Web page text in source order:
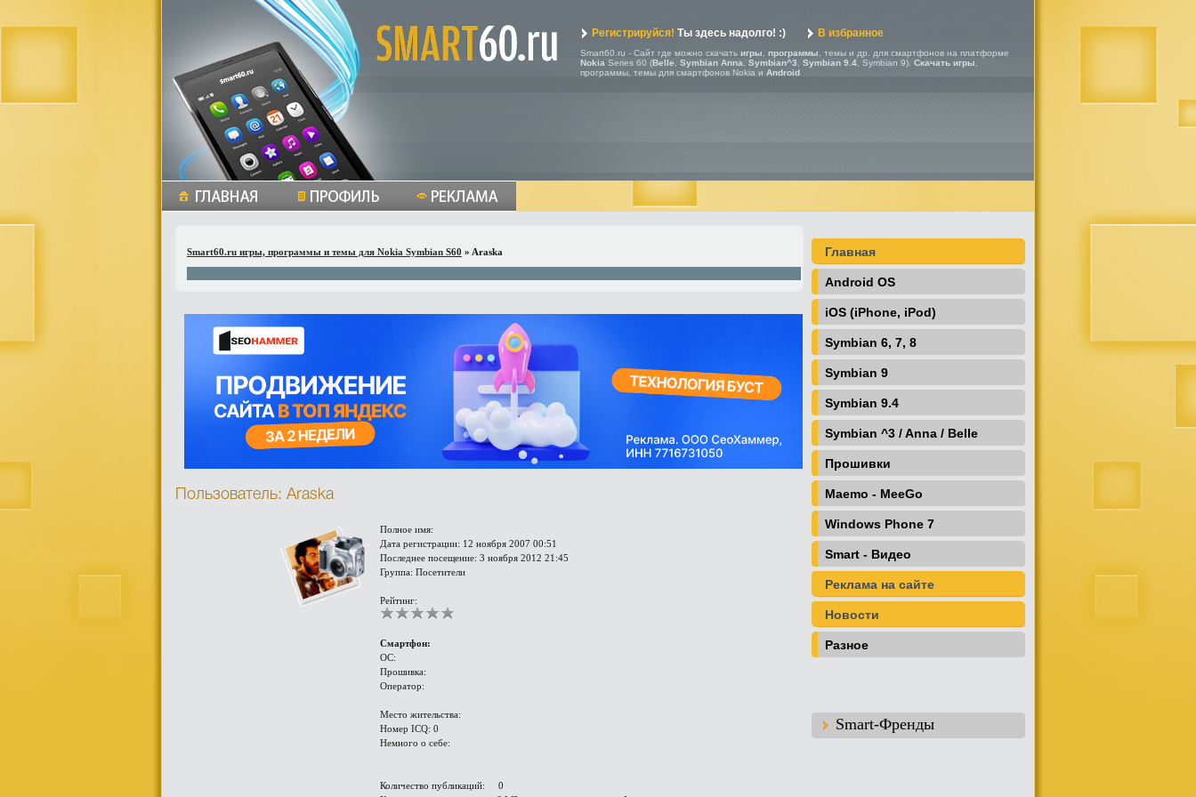
Регистрируйся! Ты здесь надолго! :) В избранное
Smart60.ru - Сайт где можно скачать игры программы , темы и др. для смартфонов на платформе
Nokia Series 60 (Belle Symbian Anna Symbian^3 Symbian 9.4 , Symbian 9). Скачать игры
программы, темы для смартфонов Nokia и Android
Smart60.ru игры, программы и темы для Nokia Symbian S60 » Araska
Пользователь: Araska
Полное имя:
Дата регистрации: 12 ноября 2007 00:51
Последнее посещение: 3 ноября 2012 21:45
Группа: Посетители
Рейтинг:
Смартфон:
ОС:
Прошивка:
Оператор:
Место жительства:
Номер ICQ: 0
Немного о себе:
Количество публикаций: 0
Главная
Android OS
iOS (iPhone, iPod)
Symbian 6, 7, 8
Symbian 9
Symbian 9.4
Symbian ^3 / Anna / Belle
Прошивки
Maemo - MeeGo
Windows Phone 7
Smart - Видео
Реклама на сайте
Новости
Разное
Smart-Френды